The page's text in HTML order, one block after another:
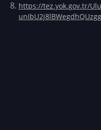
https://tez.yok.gov.tr/